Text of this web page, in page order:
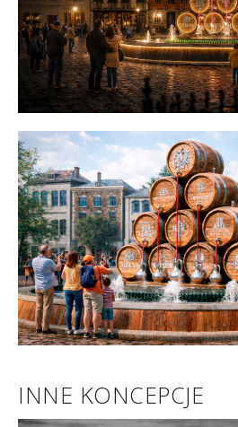
INNE KONCEPCJE